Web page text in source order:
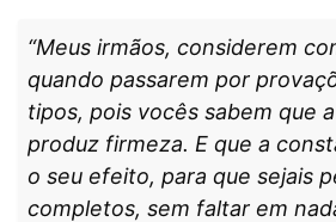
“Meus irmãos, considerem
quando passarem por
tipos, pois vocês sabem que
produz firmeza. E que a
o seu efeito, para que sejais
completos, sem faltar em